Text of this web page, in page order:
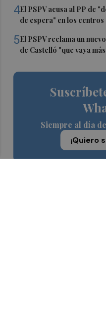
4El PSPV acusa al PP de
de espera" en los
5El PSPV reclama un
de Castelló "que vaya
Siempre al día
¡Quiero